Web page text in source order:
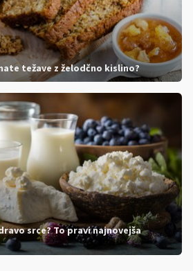
težave z želodčno kislino?
srce? To pravi najnovejša